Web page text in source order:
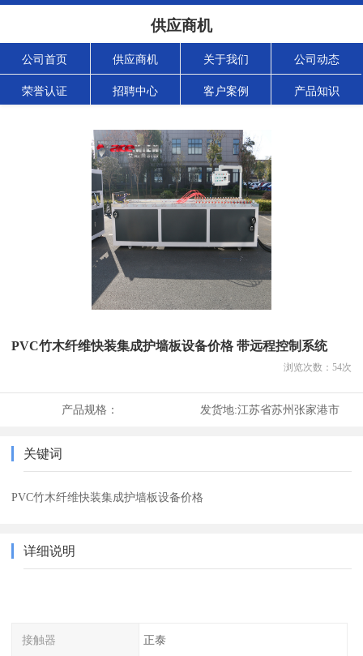
供应商机
公司首页 供应商机 关于我们 公司动态
荣誉认证 招聘中心 客户案例 产品知识
PVC竹木纤维快装集成护墙板设备价格 带远程控制系统
浏览次数： 54次
产品规格： 发货地:江苏省苏州张家港市
关键词
PVC竹木纤维快装集成护墙板设备价格
详细说明
接触器 正泰